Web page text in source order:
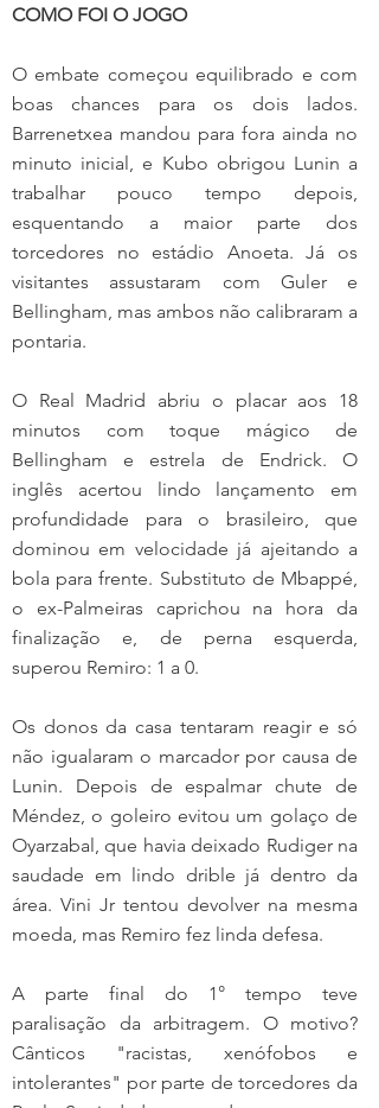
COMO FOI O JOGO
O embate começou equilibrado e com
boas chances para os dois lados.
Barrenetxea mandou para fora ainda no
minuto inicial, e Kubo obrigou Lunin a
trabalhar pouco tempo depois,
esquentando a maior parte dos
torcedores no estádio Anoeta. Já os
visitantes assustaram com Guler e
Bellingham, mas ambos não calibraram a
pontaria.
O Real Madrid abriu o placar aos 18
minutos com toque mágico de
Bellingham e estrela de Endrick. O
inglês acertou lindo lançamento em
profundidade para o brasileiro, que
dominou em velocidade já ajeitando a
bola para frente. Substituto de Mbappé,
o ex-Palmeiras caprichou na hora da
finalização e, de perna esquerda,
superou Remiro: 1 a 0.
Os donos da casa tentaram reagir e só
não igualaram o marcador por causa de
Lunin. Depois de espalmar chute de
Méndez, o goleiro evitou um golaço de
Oyarzabal, que havia deixado Rudiger na
saudade em lindo drible já dentro da
área. Vini Jr tentou devolver na mesma
moeda, mas Remiro fez linda defesa.
A parte final do 1° tempo teve
paralisação da arbitragem. O motivo?
Cânticos "racistas, xenófobos e
intolerantes" por parte de torcedores da